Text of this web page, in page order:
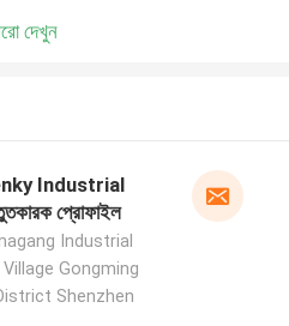
দেখুন
Industrial
প্রোফাইল
Industrial
Gongming
Shenzhen